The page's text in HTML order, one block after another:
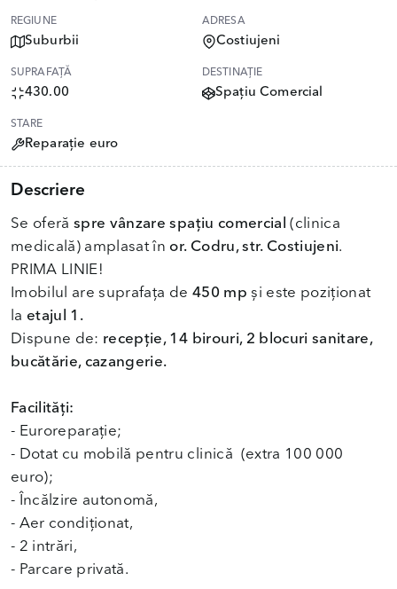
REGIUNE
Suburbii
ADRESA
Costiujeni
SUPRAFAȚĂ
430.00
DESTINAȚIE
Spațiu Comercial
STARE
Reparație euro
Descriere
Se oferă spre vânzare spațiu comercial (clinica
medicală) amplasat în or. Codru, str. Costiujeni.
PRIMA LINIE!
Imobilul are suprafața de 450 mp și este poziționat
la etajul 1.
Dispune de: recepție, 14 birouri, 2 blocuri sanitare,
bucătărie, cazangerie.
Facilități:
- Euroreparație;
- Dotat cu mobilă pentru clinică (extra 100 000
euro);
- Încălzire autonomă,
- Aer condiționat,
- 2 intrări,
- Parcare privată.